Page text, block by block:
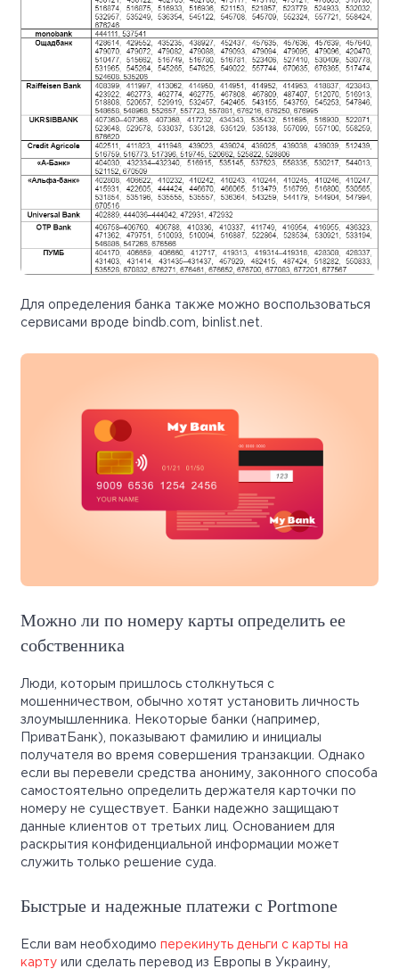
Для определения банка также можно воспользоваться
сервисами вроде bindb.com, binlist.net.
Можно ли по номеру карты определить ее
собственника
Люди, которым пришлось столкнуться с
мошенничеством, обычно хотят установить личность
злоумышленника. Некоторые банки (например,
ПриватБанк), показывают фамилию и инициалы
получателя во время совершения транзакции. Однако
если вы перевели средства анониму, законного способа
самостоятельно определить держателя карточки по
номеру не существует. Банки надежно защищают
данные клиентов от третьих лиц. Основанием для
раскрытия конфиденциальной информации может
служить только решение суда.
Быстрые и надежные платежи с Portmone
Если вам необходимо перекинуть деньги с карты на
карту или сделать перевод из Европы в Украину,